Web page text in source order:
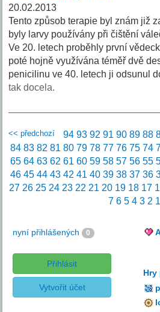
20.02.2013
Tento způsob terapie byl znám již
byly larvy používány při čištění
Ve 20. letech proběhly první
poté hojně využívána téměř dvě
penicilinu ve 40. letech ji odsunul
tak docela.
<< předchozí 94 93 92 91 90 89 88
84 83 82 81 80 79 78 77 76 75 74
65 64 63 62 61 60 59 58 57 56 55
46 45 44 43 42 41 40 39 38 37 36
27 26 25 24 23 22 21 20 19 18 17
7 6 5 4 3 2 1
nyní přihlášených 0
Přihlásit
Vytvořit účet
Hry